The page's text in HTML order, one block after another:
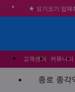
★ 요기요기 업체
★요기요기 설 연
고객센터 커뮤니티
종로
종로 종각